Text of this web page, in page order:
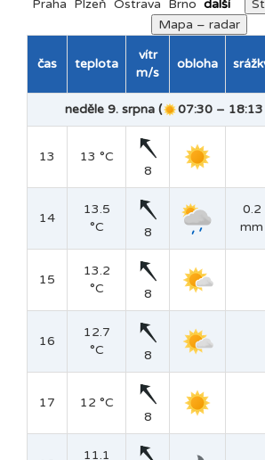
Praha Plzeň Ostrava Brno další
Mapa – radar
čas teplota
vítr
m/s
obloha
neděle 9. srpna ( 07:30 – 18:13
13
13 °C
8
14
13.5
°C
8
0.2
mm
15
13.2
°C
8
16
12.7
°C
8
17
12 °C
8
11.1